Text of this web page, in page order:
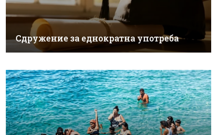
Сдружение за еднократна употреба